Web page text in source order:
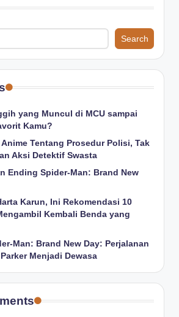
Search
yang Muncul di MCU sampai
Kamu?
Anime Tentang Prosedur Polisi, Tak
Aksi Detektif Swasta
Ending Spider-Man: Brand New
Karun, Ini Rekomendasi 10
Kembali Benda yang
Man: Brand New Day: Perjalanan
Menjadi Dewasa